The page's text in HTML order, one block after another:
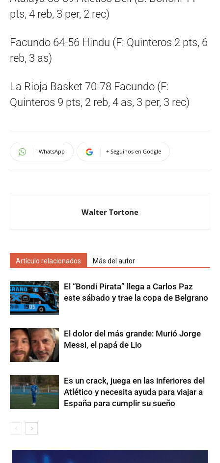
pts, 4 reb, 3 per, 2 rec)
Facundo 64-56 Hindu (F: Quinteros 2 pts, 6
reb, 3 as)
La Rioja Basket 70-78 Facundo (F:
Quinteros 9 pts, 2 reb, 4 as, 3 per, 3 rec)
WhatsApp + Seguinos en Google
Walter Tortone
Artículo relacionados Más del autor
El “Bondi Pirata” llega a Carlos Paz
este sábado y trae la copa de Belgrano
El dolor del más grande: Murió Jorge
Messi, el papá de Lio
Es un crack, juega en las inferiores del
Atlético y necesita ayuda para viajar a
España para cumplir su sueño